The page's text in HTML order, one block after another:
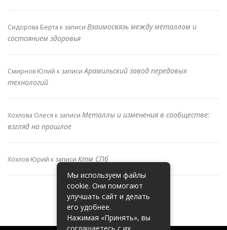
Сидорова Берта к записи Взаимосвязь между металлом и
состоянием здоровья
Смирнов Юлий к записиАрамильский завод передовых
технологий
Хохлова Олеся к записи Металлы и изменения в сообществе:
взгляд на прошлое
Хохлов Юрий к записи Ктм СПб
Мы используем файлы
cookie. Они помогают
улучшать сайт и делать
его удобнее.
Нажимая «Принять», вы